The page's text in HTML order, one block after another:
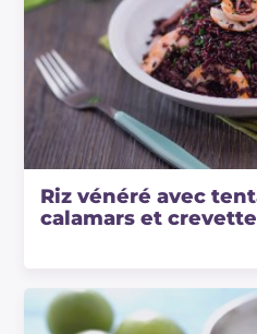
Riz vénéré avec
calamars et